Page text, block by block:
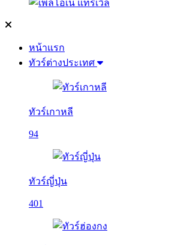
หน้าแรก
ทัวร์ต่างประเทศ
ทัวร์เกาหลี
94
ทัวร์ญี่ปุ่น
401